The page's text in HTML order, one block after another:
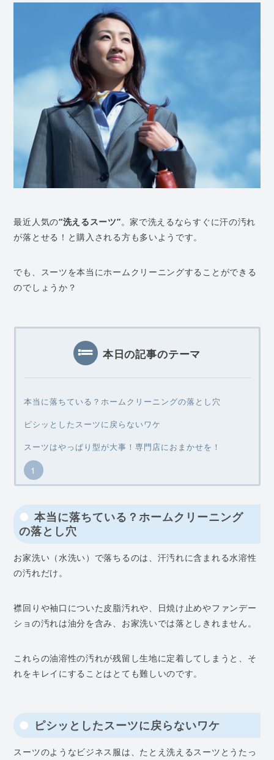
最近人気の“洗えるスーツ”。家で洗えるならすぐに汗の汚れ
が落とせる！と購入される方も多いようです。
でも、スーツを本当にホームクリーニングすることができる
のでしょうか？
本日の記事のテーマ
本当に落ちている？ホームクリーニングの落とし穴
ピシッとしたスーツに戻らないワケ
スーツはやっぱり型が大事！専門店におまかせを！
本当に落ちている？ホームクリーニング
の落とし穴
お家洗い（水洗い）で落ちるのは、汗汚れに含まれる水溶性
の汚れだけ。
襟回りや袖口についた皮脂汚れや、日焼け止めやファンデー
ショの汚れは油分を含み、お家洗いでは落としきれません。
これらの油溶性の汚れが残留し生地に定着してしまうと、そ
れをキレイにすることはとても難しいのです。
ピシッとしたスーツに戻らないワケ
スーツのようなビジネス服は、たとえ洗えるスーツとうたっ